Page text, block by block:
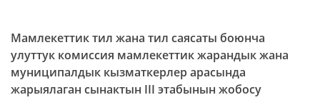
Мамлекеттик тил жана тил саясаты боюнча
улуттук комиссия мамлекеттик жарандык жана
муниципалдык кызматкерлер арасында
жарыялаган сынактын III этабынын жобосу